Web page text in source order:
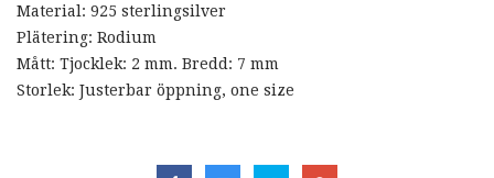
Material: 925 sterlingsilver
Plätering: Rodium
Mått: Tjocklek: 2 mm. Bredd: 7 mm
Storlek: Justerbar öppning, one size